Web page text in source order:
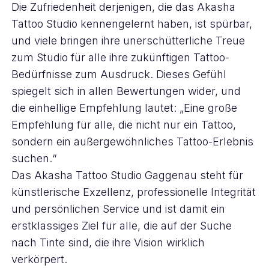
Die Zufriedenheit derjenigen, die das Akasha
Tattoo Studio kennengelernt haben, ist spürbar,
und viele bringen ihre unerschütterliche Treue
zum Studio für alle ihre zukünftigen Tattoo-
Bedürfnisse zum Ausdruck. Dieses Gefühl
spiegelt sich in allen Bewertungen wider, und
die einhellige Empfehlung lautet: „Eine große
Empfehlung für alle, die nicht nur ein Tattoo,
sondern ein außergewöhnliches Tattoo-Erlebnis
suchen.“
Das Akasha Tattoo Studio Gaggenau steht für
künstlerische Exzellenz, professionelle Integrität
und persönlichen Service und ist damit ein
erstklassiges Ziel für alle, die auf der Suche
nach Tinte sind, die ihre Vision wirklich
verkörpert.